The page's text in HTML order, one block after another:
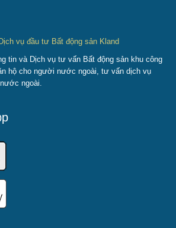
vụ đầu tư Bất động sản Kland
tin và Dịch vụ tư vấn Bất động sản khu công
hộ cho người nước ngoài, tư vấn dịch vụ
ngoài.